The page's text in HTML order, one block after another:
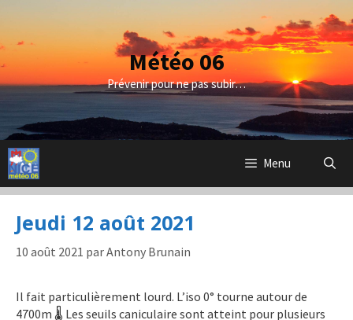
contenu
Météo 06
Prévenir pour ne pas subir…
Menu
Jeudi 12 août 2021
10 août 2021 parAntony Brunain
Il fait particulièrement lourd. L’iso 0° tourne autour de
4700m 🌡 Les seuils caniculaire sont atteint pour plusieurs